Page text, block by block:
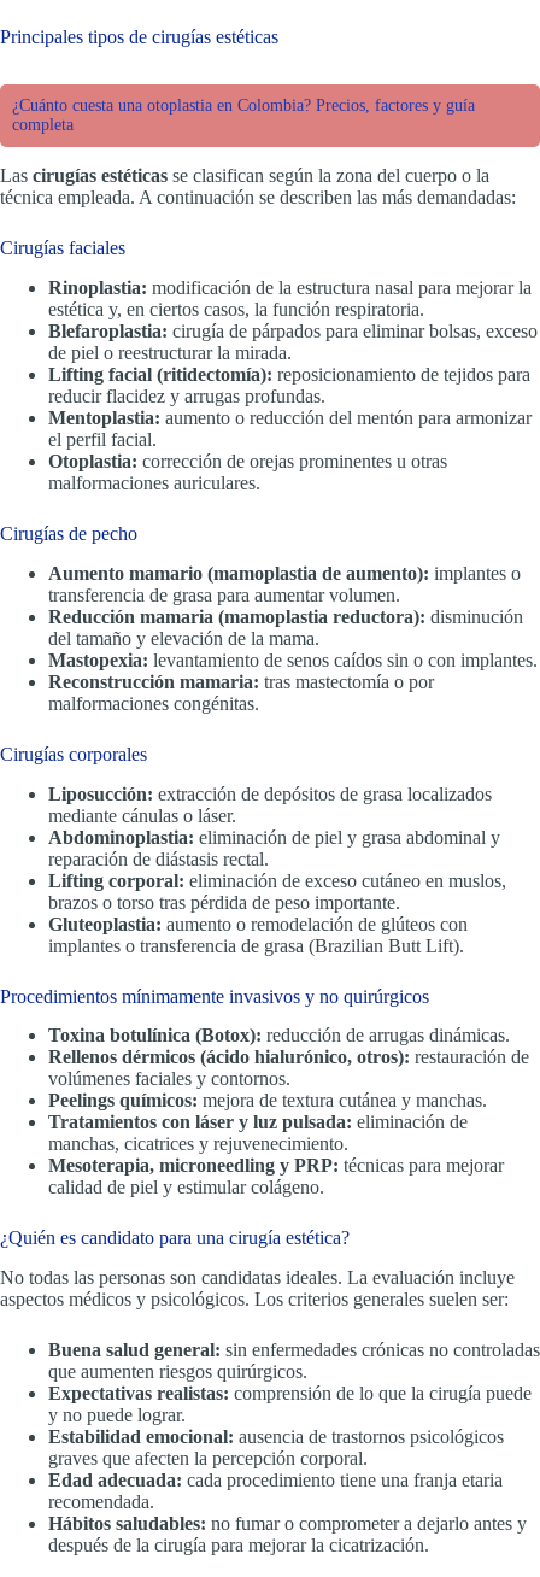
Principales tipos de cirugías estéticas
¿Cuánto cuesta una otoplastia en Colombia? Precios, factores y guía
completa
Las cirugías estéticas se clasifican según la zona del cuerpo o la
técnica empleada. A continuación se describen las más demandadas:
Cirugías faciales
Rinoplastia: modificación de la estructura nasal para mejorar la
estética y, en ciertos casos, la función respiratoria.
Blefaroplastia: cirugía de párpados para eliminar bolsas, exceso
de piel o reestructurar la mirada.
Lifting facial (ritidectomía): reposicionamiento de tejidos para
reducir flacidez y arrugas profundas.
Mentoplastia: aumento o reducción del mentón para armonizar
el perfil facial.
Otoplastia: corrección de orejas prominentes u otras
malformaciones auriculares.
Cirugías de pecho
Aumento mamario (mamoplastia de aumento): implantes o
transferencia de grasa para aumentar volumen.
Reducción mamaria (mamoplastia reductora): disminución
del tamaño y elevación de la mama.
Mastopexia: levantamiento de senos caídos sin o con implantes.
Reconstrucción mamaria: tras mastectomía o por
malformaciones congénitas.
Cirugías corporales
Liposucción: extracción de depósitos de grasa localizados
mediante cánulas o láser.
Abdominoplastia: eliminación de piel y grasa abdominal y
reparación de diástasis rectal.
Lifting corporal: eliminación de exceso cutáneo en muslos,
brazos o torso tras pérdida de peso importante.
Gluteoplastia: aumento o remodelación de glúteos con
implantes o transferencia de grasa (Brazilian Butt Lift).
Procedimientos mínimamente invasivos y no quirúrgicos
Toxina botulínica (Botox): reducción de arrugas dinámicas.
Rellenos dérmicos (ácido hialurónico, otros): restauración de
volúmenes faciales y contornos.
Peelings químicos: mejora de textura cutánea y manchas.
Tratamientos con láser y luz pulsada: eliminación de
manchas, cicatrices y rejuvenecimiento.
Mesoterapia, microneedling y PRP: técnicas para mejorar
calidad de piel y estimular colágeno.
¿Quién es candidato para una cirugía estética?
No todas las personas son candidatas ideales. La evaluación incluye
aspectos médicos y psicológicos. Los criterios generales suelen ser:
Buena salud general: sin enfermedades crónicas no controladas
que aumenten riesgos quirúrgicos.
Expectativas realistas: comprensión de lo que la cirugía puede
y no puede lograr.
Estabilidad emocional: ausencia de trastornos psicológicos
graves que afecten la percepción corporal.
Edad adecuada: cada procedimiento tiene una franja etaria
recomendada.
Hábitos saludables: no fumar o comprometer a dejarlo antes y
después de la cirugía para mejorar la cicatrización.